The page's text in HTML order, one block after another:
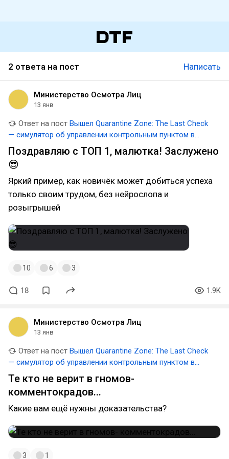
2 ответа на пост Написать
Министерство Осмотра Лиц
13 янв
Ответ на пост Вышел Quarantine Zone: The Last Check
— симулятор об управлении контрольным пунктом в
сеттинге зомби-апокалипсиса
Поздравляю с ТОП 1, малютка! Заслужено
😎
Яркий пример, как новичёк может добиться успеха
только своим трудом, без нейрослопа и
розыгрышей
10 6 3
18 1.9K
Министерство Осмотра Лиц
13 янв
Ответ на пост Вышел Quarantine Zone: The Last Check
— симулятор об управлении контрольным пунктом в
сеттинге зомби-апокалипсиса
Те кто не верит в гномов-
комментокрадов...
Какие вам ещё нужны доказательства?
3 1